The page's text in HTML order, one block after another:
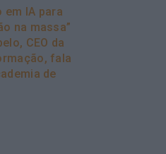
em IA para
na massa”
CEO da
fala
de